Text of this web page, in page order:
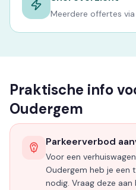
Meerdere offertes via
Praktische info
Oudergem
Parkeerverbod
Voor een
Oudergem heb je een
nodig. Vraag deze